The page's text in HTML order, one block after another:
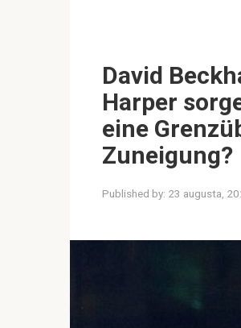
David
Harper
eine
Zuneigung?
Published by: 23 augusta,